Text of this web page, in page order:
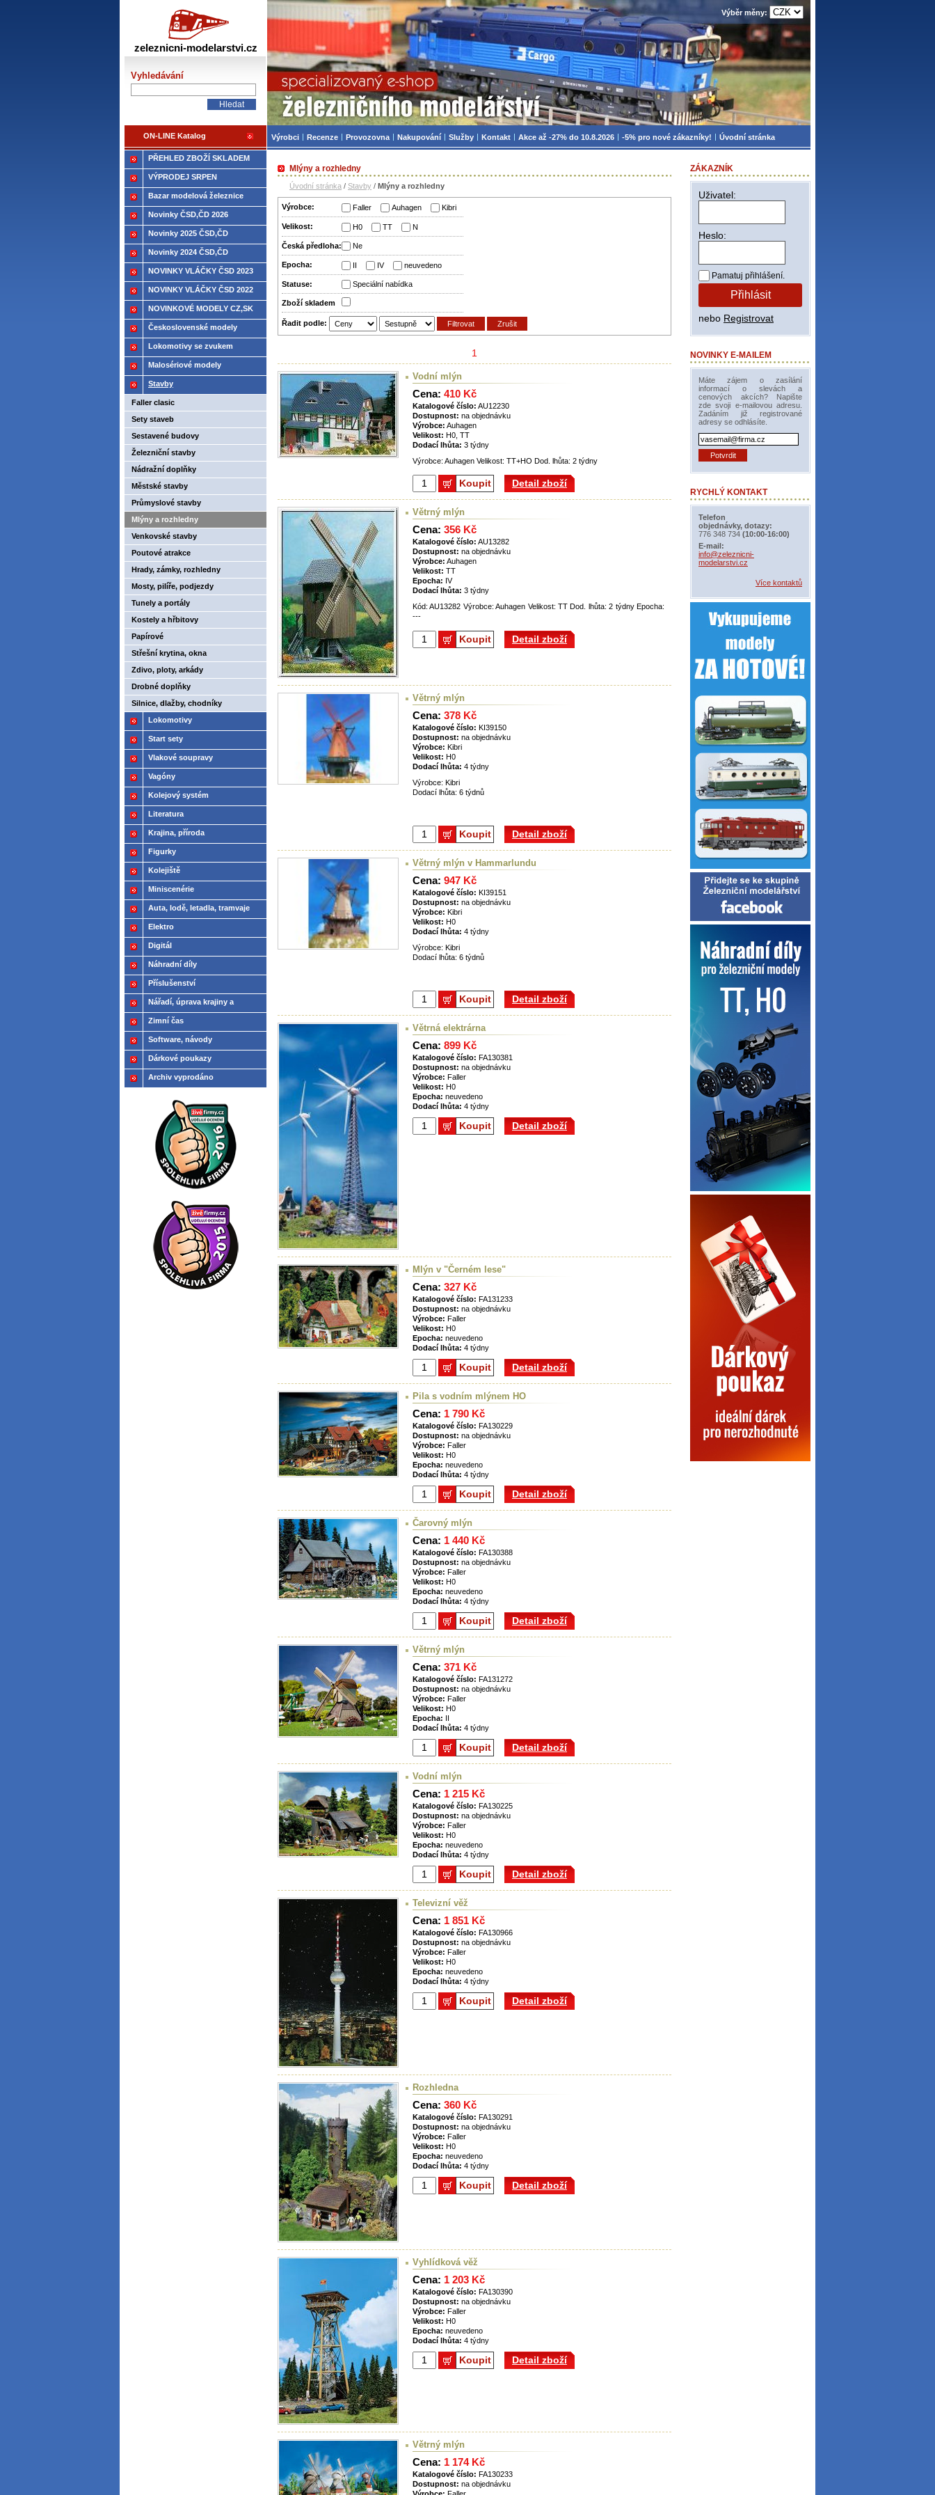
Mlýny a rozhledny
Úvodní stránka / Stavby / Mlýny a rozhledny
Výrobce: Faller Auhagen Kibri
Velikost: H0 TT N
Česká předloha: Ne
Epocha: II IV neuvedeno
Statuse: Speciální nabídka
Zboží­ skladem
Řadit podle:
1
Vodní mlýn
Cena: 410 Kč
Katalogové číslo: AU12230
Dostupnost: na objednávku
Výrobce: Auhagen
Velikost: H0, TT
Dodací lhůta: 3 týdny
Výrobce: Auhagen Velikost: TT+HO Dod. lhůta: 2 týdny
Koupit Detail zboží
Větrný mlýn
Cena: 356 Kč
Katalogové číslo: AU13282
Dostupnost: na objednávku
Výrobce: Auhagen
Velikost: TT
Epocha: IV
Dodací lhůta: 3 týdny
Kód: AU13282 Výrobce: Auhagen Velikost: TT Dod. lhůta: 2 týdny Epocha:
---
Koupit Detail zboží
Větrný mlýn
Cena: 378 Kč
Katalogové číslo: KI39150
Dostupnost: na objednávku
Výrobce: Kibri
Velikost: H0
Dodací lhůta: 4 týdny
Výrobce: Kibri
Dodací lhůta: 6 týdnů
Koupit Detail zboží
Větrný mlýn v Hammarlundu
Cena: 947 Kč
Katalogové číslo: KI39151
Dostupnost: na objednávku
Výrobce: Kibri
Velikost: H0
Dodací lhůta: 4 týdny
Výrobce: Kibri
Dodací lhůta: 6 týdnů
Koupit Detail zboží
Větrná elektrárna
Cena: 899 Kč
Katalogové číslo: FA130381
Dostupnost: na objednávku
Výrobce: Faller
Velikost: H0
Epocha: neuvedeno
Dodací lhůta: 4 týdny
Koupit Detail zboží
Mlýn v "Černém lese"
Cena: 327 Kč
Katalogové číslo: FA131233
Dostupnost: na objednávku
Výrobce: Faller
Velikost: H0
Epocha: neuvedeno
Dodací lhůta: 4 týdny
Koupit Detail zboží
Pila s vodním mlýnem HO
Cena: 1 790 Kč
Katalogové číslo: FA130229
Dostupnost: na objednávku
Výrobce: Faller
Velikost: H0
Epocha: neuvedeno
Dodací lhůta: 4 týdny
Koupit Detail zboží
Čarovný mlýn
Cena: 1 440 Kč
Katalogové číslo: FA130388
Dostupnost: na objednávku
Výrobce: Faller
Velikost: H0
Epocha: neuvedeno
Dodací lhůta: 4 týdny
Koupit Detail zboží
Větrný mlýn
Cena: 371 Kč
Katalogové číslo: FA131272
Dostupnost: na objednávku
Výrobce: Faller
Velikost: H0
Epocha: II
Dodací lhůta: 4 týdny
Koupit Detail zboží
Vodní mlýn
Cena: 1 215 Kč
Katalogové číslo: FA130225
Dostupnost: na objednávku
Výrobce: Faller
Velikost: H0
Epocha: neuvedeno
Dodací lhůta: 4 týdny
Koupit Detail zboží
Televizní věž
Cena: 1 851 Kč
Katalogové číslo: FA130966
Dostupnost: na objednávku
Výrobce: Faller
Velikost: H0
Epocha: neuvedeno
Dodací lhůta: 4 týdny
Koupit Detail zboží
Rozhledna
Cena: 360 Kč
Katalogové číslo: FA130291
Dostupnost: na objednávku
Výrobce: Faller
Velikost: H0
Epocha: neuvedeno
Dodací lhůta: 4 týdny
Koupit Detail zboží
Vyhlídková věž
Cena: 1 203 Kč
Katalogové číslo: FA130390
Dostupnost: na objednávku
Výrobce: Faller
Velikost: H0
Epocha: neuvedeno
Dodací lhůta: 4 týdny
Koupit Detail zboží
Větrný mlýn
Cena: 1 174 Kč
Katalogové číslo: FA130233
Dostupnost: na objednávku
ZÁKAZNÍK
Uživatel:
Heslo:
Pamatuj přihlášení.
Přihlásit
nebo Registrovat
NOVINKY E-MAILEM
Máte zájem o zasílání
informací o slevách a
cenových akcích? Napište
zde svoji e-mailovou adresu.
Zadáním již registrované
adresy se odhlásíte.
RYCHLÝ KONTAKT
Telefon
objednávky, dotazy:
776 348 734 (10:00-16:00)
E-mail:
info@zeleznicni-
modelarstvi.cz
Více kontaktů
PŘEHLED ZBOŽÍ SKLADEM
VÝPRODEJ SRPEN
Bazar modelová železnice
Novinky ČSD,ČD 2026
Novinky 2025 ČSD,ČD
Novinky 2024 ČSD,ČD
NOVINKY VLÁČKY ČSD 2023
NOVINKY VLÁČKY ČSD 2022
NOVINKOVÉ MODELY CZ,SK
2021
Československé modely
ČSD,ČD
Lokomotivy se zvukem
Malosériové modely
Stavby
Faller clasic
Sety staveb
Sestavené budovy
Železniční stavby
Nádražní doplňky
Městské stavby
Průmyslové stavby
Mlýny a rozhledny
Venkovské stavby
Poutové atrakce
Hrady, zámky, rozhledny
Mosty, pilíře, podjezdy
Tunely a portály
Kostely a hřbitovy
Papírové
Střešní krytina, okna
Zdivo, ploty, arkády
Drobné doplňky
Silnice, dlažby, chodníky
Lokomotivy
Start sety
Vlakové soupravy
Vagóny
Kolejový systém
Literatura
Krajina, příroda
Figurky
Kolejiště
Miniscenérie
Auta, lodě, letadla, tramvaje
Elektro
Digitál
Náhradní díly
Příslušenství
Nářadí, úprava krajiny a
modelů
Zimní čas
Software, návody
Dárkové poukazy
Archiv vyprodáno
zeleznicni-modelarstvi.cz
Vyhledávání
ON-LINE Katalog
Železniční modelářství, modely, TT, H0, mašinky
Výběr měny:
Výrobci Recenze Provozovna Nakupování Služby Kontakt Akce až -27% do 10.8.2026 -5% pro nové zákazníky! Úvodní stránka